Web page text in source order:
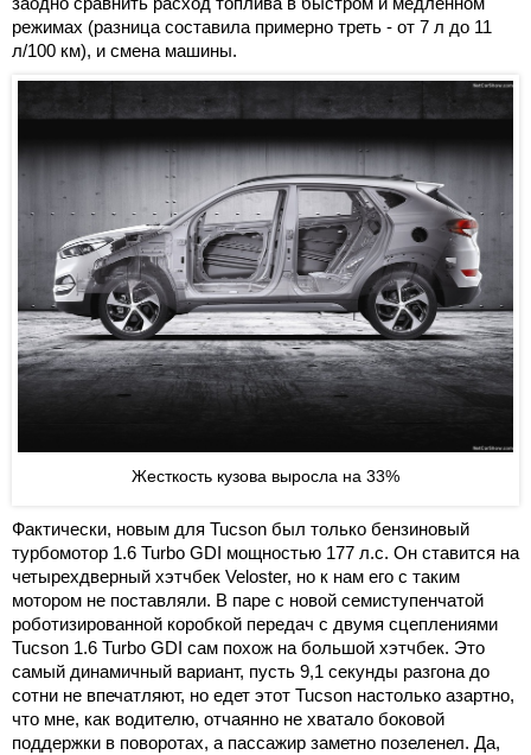
режимах (разница составила примерно треть - от 7 л до 11
л/100 км), и смена машины.
Жесткость кузова выросла на 33%
Фактически, новым для Tucson был только бензиновый
турбомотор 1.6 Turbo GDI мощностью 177 л.с. Он ставится на
четырехдверный хэтчбек Veloster, но к нам его с таким
мотором не поставляли. В паре с новой семиступенчатой
роботизированной коробкой передач с двумя сцеплениями
Tucson 1.6 Turbo GDI сам похож на большой хэтчбек. Это
самый динамичный вариант, пусть 9,1 секунды разгона до
сотни не впечатляют, но едет этот Tucson настолько азартно,
что мне, как водителю, отчаянно не хватало боковой
поддержки в поворотах, а пассажир заметно позеленел. Да,